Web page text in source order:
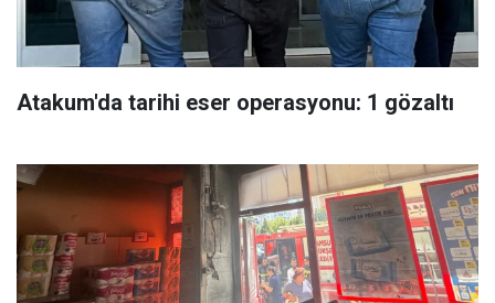
Atakum'da tarihi eser operasyonu: 1 gözaltı